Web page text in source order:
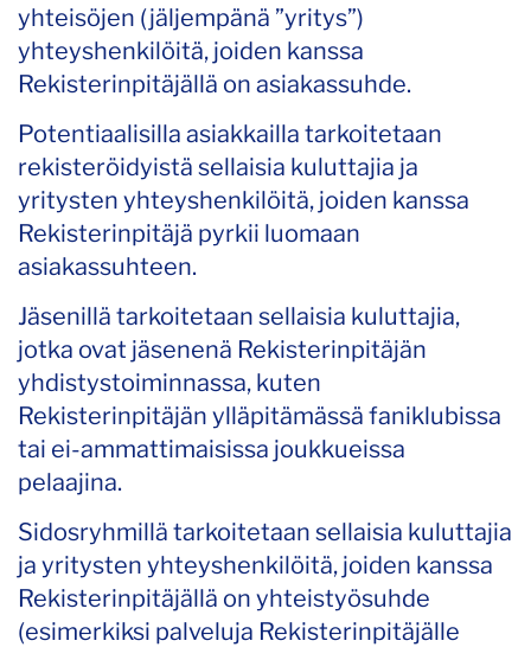
yhteisöjen (jäljempänä ”yritys”)
yhteyshenkilöitä, joiden kanssa
Rekisterinpitäjällä on asiakassuhde.
Potentiaalisilla asiakkailla tarkoitetaan
rekisteröidyistä sellaisia kuluttajia ja
yritysten yhteyshenkilöitä, joiden kanssa
Rekisterinpitäjä pyrkii luomaan
asiakassuhteen.
Jäsenillä tarkoitetaan sellaisia kuluttajia,
jotka ovat jäsenenä Rekisterinpitäjän
yhdistystoiminnassa, kuten
Rekisterinpitäjän ylläpitämässä faniklubissa
tai ei-ammattimaisissa joukkueissa
pelaajina.
Sidosryhmillä tarkoitetaan sellaisia kuluttajia
ja yritysten yhteyshenkilöitä, joiden kanssa
Rekisterinpitäjällä on yhteistyösuhde
(esimerkiksi palveluja Rekisterinpitäjälle